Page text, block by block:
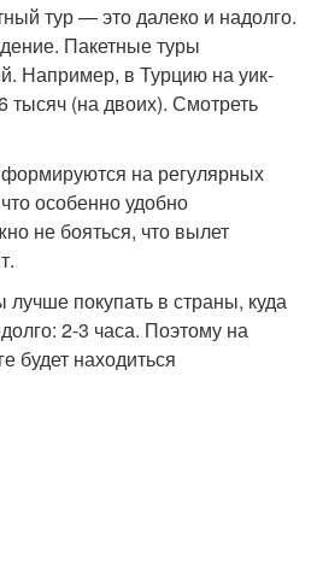
тур — это далеко и надолго.
Пакетные туры
Например, в Турцию на уик-
тысяч (на двоих). Смотреть
на регулярных
особенно удобно
не бояться, что вылет
лучше покупать в страны, куда
2-3 часа. Поэтому на
будет находиться